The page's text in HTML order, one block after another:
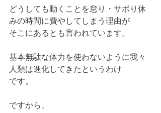
どうしても動くことを怠り・サボり休
みの時間に費やしてしまう理由が
そこにあるとも言われています。
基本無駄な体力を使わないように我々
人類は進化してきたというわけ
です。
ですから、